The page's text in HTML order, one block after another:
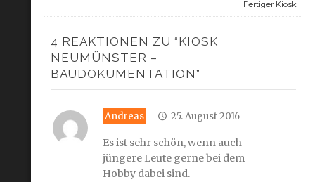
Fertiger Kiosk
4 REAKTIONEN ZU “KIOSK
NEUMÜNSTER –
BAUDOKUMENTATION”
Andreas 25. August 2016
Es ist sehr schön, wenn auch
jüngere Leute gerne bei dem
Hobby dabei sind.